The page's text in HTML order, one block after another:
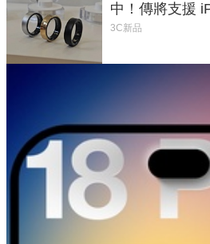
中！傳將支援
與智慧家電連動
3C新品